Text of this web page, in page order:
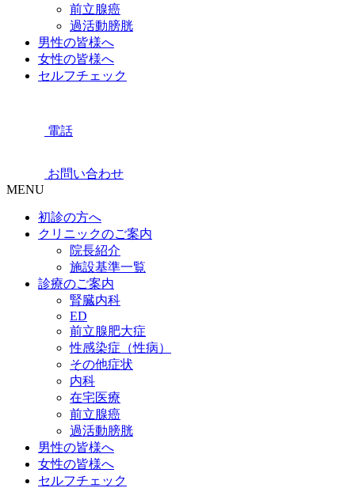
前立腺癌
過活動膀胱
男性の皆様へ
女性の皆様へ
セルフチェック
電話
お問い合わせ
MENU
初診の方へ
クリニックのご案内
院長紹介
施設基準一覧
診療のご案内
腎臓内科
ED
前立腺肥大症
性感染症（性病）
その他症状
内科
在宅医療
前立腺癌
過活動膀胱
男性の皆様へ
女性の皆様へ
セルフチェック